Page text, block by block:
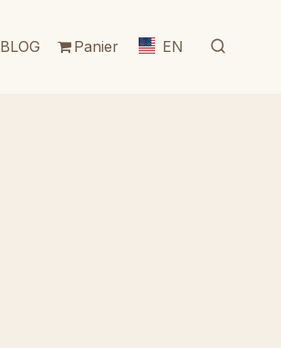
BLOG Panier EN